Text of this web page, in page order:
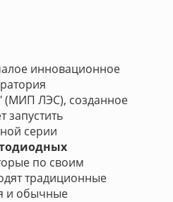
инновационное
(МИП ЛЭС), созданное
запустить
серии
по своим
традиционные
и обычные